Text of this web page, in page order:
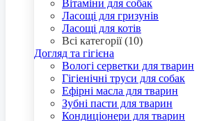
Вітаміни для собак
Ласощі для гризунів
Ласощі для котів
Всі категорії (10)
Догляд та гігієна
Вологі серветки для тварин
Гігіенічні труси для собак
Ефірні масла для тварин
Зубні пасти для тварин
Кондиціонери для тварин